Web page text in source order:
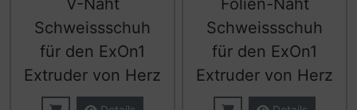
V-Naht
Schweissschuh
für den ExOn1
Extruder von Herz
Folien-Naht
Schweissschuh
für den ExOn1
Extruder von Herz